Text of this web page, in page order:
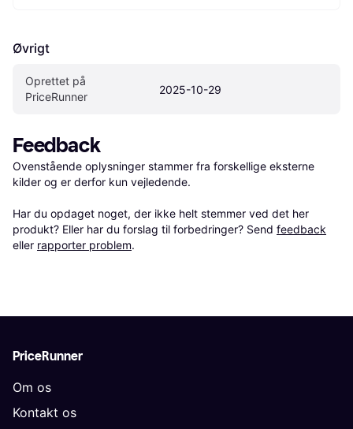
Øvrigt
Oprettet på
PriceRunner
2025-10-29
Feedback
Ovenstående oplysninger stammer fra forskellige eksterne
kilder og er derfor kun vejledende.
Har du opdaget noget, der ikke helt stemmer ved det her
produkt? Eller har du forslag til forbedringer? Send feedback
eller rapporter problem.
PriceRunner
Om os
Kontakt os